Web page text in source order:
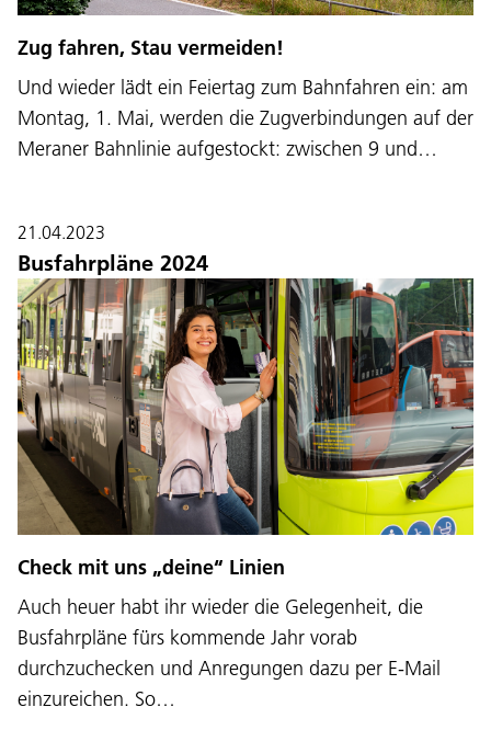
Zug fahren, Stau vermeiden!
Und wieder lädt ein Feiertag zum Bahnfahren ein: am
Montag, 1. Mai, werden die Zugverbindungen auf der
Meraner Bahnlinie aufgestockt: zwischen 9 und…
21.04.2023
Busfahrpläne 2024
Check mit uns „deine“ Linien
Auch heuer habt ihr wieder die Gelegenheit, die
Busfahrpläne fürs kommende Jahr vorab
durchzuchecken und Anregungen dazu per E-Mail
einzureichen. So…